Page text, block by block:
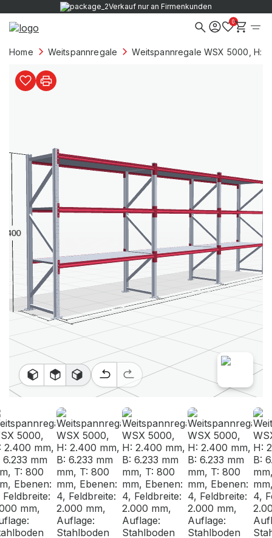
Verkauf nur an Firmenkunden
0
Home Weitspannregale Weitspannregale WSX 5000, H: